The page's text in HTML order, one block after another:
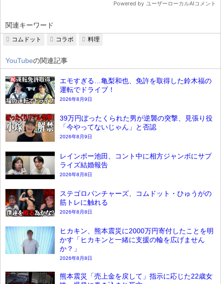
関連キーワード
コムドット コラボ 料理
YouTubeの関連記事
エモすぎる…亀梨和也、免許を取得した鈴木福の
運転でドライブ！
2026年8月9日
39万円ぼったくられた男が逆襲の突撃、見張り役
「今やってないじゃん」と否認
2026年8月9日
レインボー池田、コント中に相方ジャンボにサプ
ライズ結婚報告
2026年8月8日
ステゴロパンチャーズ、コムドット・ひゅうがの
筋トレに触れる
2026年8月8日
ヒカキン、熊本震災に2000万円寄付したことを明
かす「ヒカキンと一緒に支援の輪を広げません
か？」
2026年8月8日
熊本震災「売上金を戻して」指示に応じた22歳女